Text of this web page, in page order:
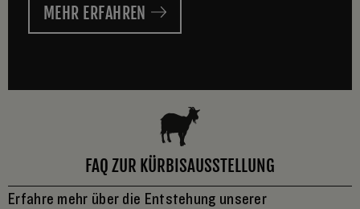
MEHR ERFAHREN
FAQ ZUR KÜRBISAUSSTELLUNG
Erfahre mehr über die Entstehung unserer